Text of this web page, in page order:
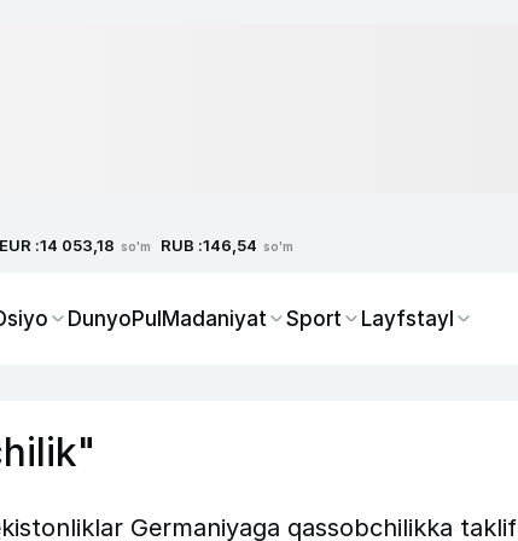
EUR :14 053,18 so'm RUB :146,54 so'm
DunyoPulMadaniyat Sport Layfstayl
Germaniyaga qassobchilikka taklif